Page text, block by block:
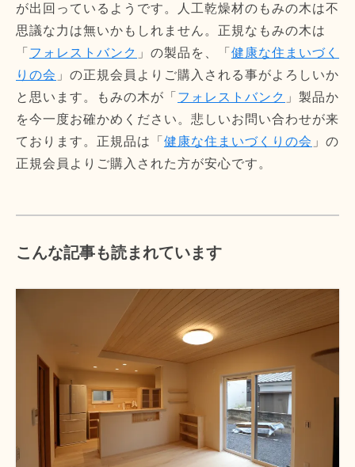
が出回っているようです。人工乾燥材のもみの木は不
思議な力は無いかもしれません。正規なもみの木は
「 フォレストバンク 」の製品を、「 健康な住まいづく
りの会 」の正規会員よりご購入される事がよろしいか
と思います。もみの木が「 フォレストバンク 」製品か
を今一度お確かめください。悲しいお問い合わせが来
ております。正規品は「 健康な住まいづくりの会 」の
正規会員よりご購入された方が安心です。
こんな記事も読まれています